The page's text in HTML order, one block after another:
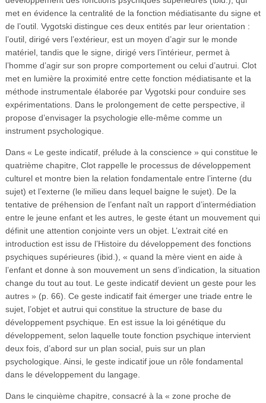
met en évidence la centralité de la fonction médiatisante du signe et
de l’outil. Vygotski distingue ces deux entités par leur orientation :
l’outil, dirigé vers l’extérieur, est un moyen d’agir sur le monde
matériel, tandis que le signe, dirigé vers l’intérieur, permet à
l’homme d’agir sur son propre comportement ou celui d’autrui. Clot
met en lumière la proximité entre cette fonction médiatisante et la
méthode instrumentale élaborée par Vygotski pour conduire ses
expérimentations. Dans le prolongement de cette perspective, il
propose d’envisager la psychologie elle-même comme un
instrument psychologique.
Dans « Le geste indicatif, prélude à la conscience » qui constitue le
quatrième chapitre, Clot rappelle le processus de développement
culturel et montre bien la relation fondamentale entre l’interne (du
sujet) et l’externe (le milieu dans lequel baigne le sujet). De la
tentative de préhension de l’enfant naît un rapport d’intermédiation
entre le jeune enfant et les autres, le geste étant un mouvement qui
définit une attention conjointe vers un objet. L’extrait cité en
introduction est issu de l’Histoire du développement des fonctions
psychiques supérieures (ibid.), « quand la mère vient en aide à
l’enfant et donne à son mouvement un sens d’indication, la situation
change du tout au tout. Le geste indicatif devient un geste pour les
autres » (p. 66). Ce geste indicatif fait émerger une triade entre le
sujet, l’objet et autrui qui constitue la structure de base du
développement psychique. En est issue la loi génétique du
développement, selon laquelle toute fonction psychique intervient
deux fois, d’abord sur un plan social, puis sur un plan
psychologique. Ainsi, le geste indicatif joue un rôle fondamental
dans le développement du langage.
Dans le cinquième chapitre, consacré à la « zone proche de